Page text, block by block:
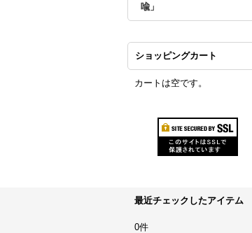
喩」
ショッピングカート
カートは空です。
最近チェックしたアイテム
0件